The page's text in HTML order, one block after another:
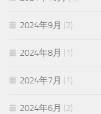
2024年9月 (2)
2024年8月 (1)
2024年7月 (1)
2024年6月 (2)